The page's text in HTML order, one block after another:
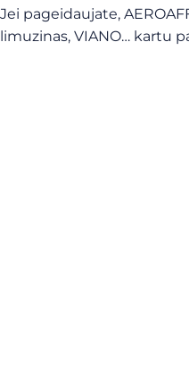
Jei pageidaujate,
limuzinas, VIANO… kartu